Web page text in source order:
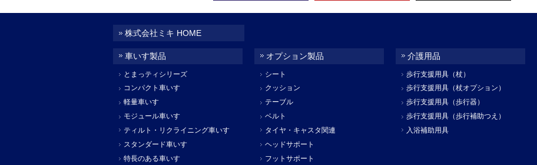
株式会社ミキ HOME
車いす製品
とまっティシリーズ
コンパクト車いす
軽量車いす
モジュール車いす
ティルト・リクライニング車いす
スタンダード車いす
特長のある車いす
オプション製品
シート
クッション
テーブル
ベルト
タイヤ・キャスタ関連
ヘッドサポート
フットサポート
介護用品
歩行支援用具（杖）
歩行支援用具（杖オプション）
歩行支援用具（歩行器）
歩行支援用具（歩行補助つえ）
入浴補助用具